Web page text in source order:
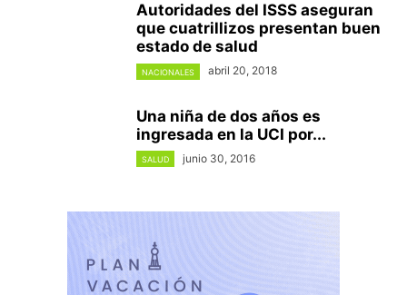
Autoridades del ISSS aseguran
que cuatrillizos presentan buen
estado de salud
NACIONALES abril 20, 2018
Una niña de dos años es
ingresada en la UCI por...
SALUD junio 30, 2016